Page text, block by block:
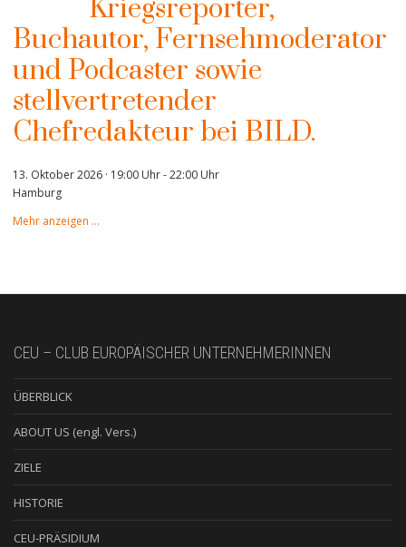
Kriegsreporter,
Buchautor, Fernsehmoderator
und Podcaster sowie
stellvertretender
Chefredakteur bei BILD.
13. Oktober 2026 · 19:00 Uhr-22:00 Uhr
Hamburg
Mehr anzeigen …
CEU – CLUB EUROPÄISCHER UNTERNEHMERINNEN
ÜBERBLICK
ABOUT US (engl. Vers.)
ZIELE
HISTORIE
CEU-PRÄSIDIUM